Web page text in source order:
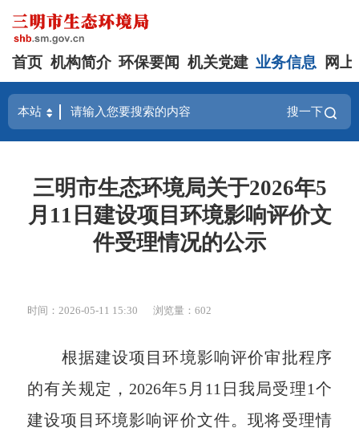
首页 机构简介 环保要闻 机关党建 业务信息 网
搜一下
三明市生态环境局关于2026年5
月11日建设项目环境影响评价文
件受理情况的公示
时间：2026-05-11 15:30 浏览量：602
根据建设项目环境影响评价审批程序
的有关规定，2026年5 月 11 日我局受理1个
建设项目环境影响评价文件。现将受理情